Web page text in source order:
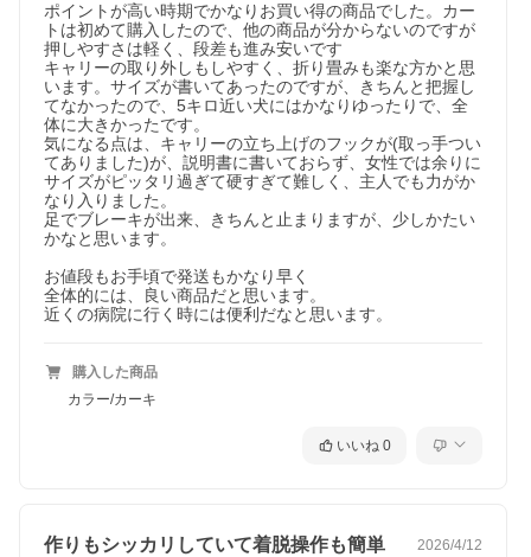
ポイントが高い時期でかなりお買い得の商品でした。カー
トは初めて購入したので、他の商品が分からないのですが
押しやすさは軽く、段差も進み安いです
キャリーの取り外しもしやすく、折り畳みも楽な方かと思
います。サイズが書いてあったのですが、きちんと把握し
てなかったので、5キロ近い犬にはかなりゆったりで、全
体に大きかったです。
気になる点は、キャリーの立ち上げのフックが(取っ手つい
てありました)が、説明書に書いておらず、女性では余りに
サイズがピッタリ過ぎて硬すぎて難しく、主人でも力がか
なり入りました。
足でブレーキが出来、きちんと止まりますが、少しかたい
かなと思います。
お値段もお手頃で発送もかなり早く
全体的には、良い商品だと思います。
近くの病院に行く時には便利だなと思います。
購入した商品
カラー/カーキ
いいね 0
作りもシッカリしていて着脱操作も簡単 2026/4/12